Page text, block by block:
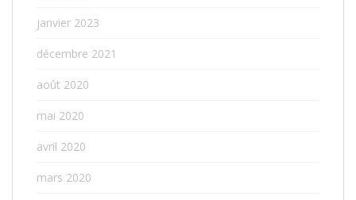
janvier 2023
décembre 2021
août 2020
mai 2020
avril 2020
mars 2020